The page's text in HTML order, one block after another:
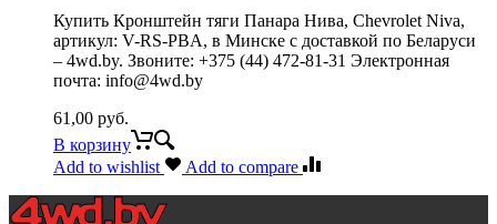
Купить Кронштейн тяги Панара Нива, Chevrolet Niva,
артикул: V-RS-PBA, в Минске с доставкой по Беларуси
– 4wd.by. Звоните: +375 (44) 472-81-31 Электронная
почта: info@4wd.by
61,00 руб.
В корзину
Add to wishlist
Add to compare